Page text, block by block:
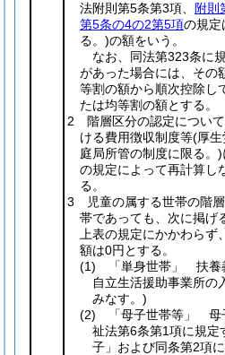
法附則第5条第3項、
附則
第5条の4の2第5項の規定
る。)の額をいう。
なお、同法第323条に
があった場合には、その
等割の額から順次控除し
たは均等割の額とする。
2 階層区分の認定につい
ける費用徴収制度等(厚生
庭局所管の制度に限る。)
の規定によって再計算し
る。
3 児童の属する世帯の階
帯であっても、次に掲げ
上表の規定にかかわら
額は0円とする。
(1) 「単身世帯」 扶養
自立生活援助事業所の
みなす。)
(2) 「母子世帯等」 母
祉法第6条第1項に規定
子」および同条第2項